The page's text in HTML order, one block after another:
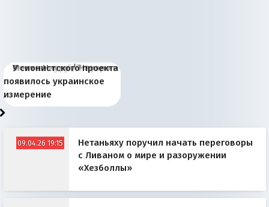
Киевская марионетка
Запада рассказала о
«переобувании» хозяев
В России назрели
перемены: 15 шагов к
суверенной экономике
Миграционный пожар
Европы
Россия начинает
сбрасывать балласт
Анкориджа
Россия зимой 1904
года: первые уступки во
внутренней политике
Русская нация вчера и
сегодня
Почему правый крах в
Варшаве не поможет её
отношениям с Россией?
Место Науру / Науэро в
современной истории
Южной Осетии
У сионистского проекта
появилось украинское
измерение
09.04.26 19:15
Нетаньяху поручил начать переговоры
с Ливаном о мире и разоружении
«Хезболлы»